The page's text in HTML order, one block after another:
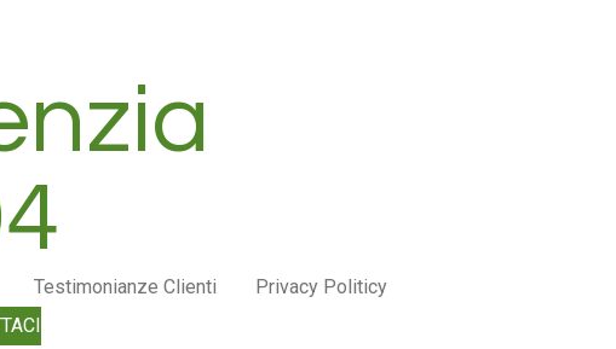
Testimonianze Clienti
Privacy Politicy